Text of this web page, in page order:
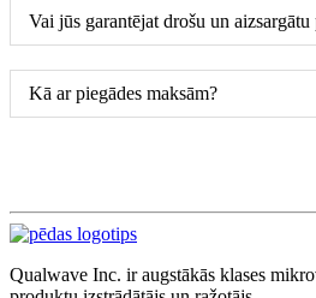
Vai jūs garantējat drošu un
Kā ar piegādes maksām?
Qualwave Inc. ir augstākās klases